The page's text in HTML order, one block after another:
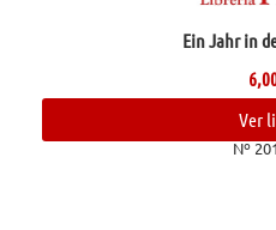
Ein Jahr in
Ver
Nº